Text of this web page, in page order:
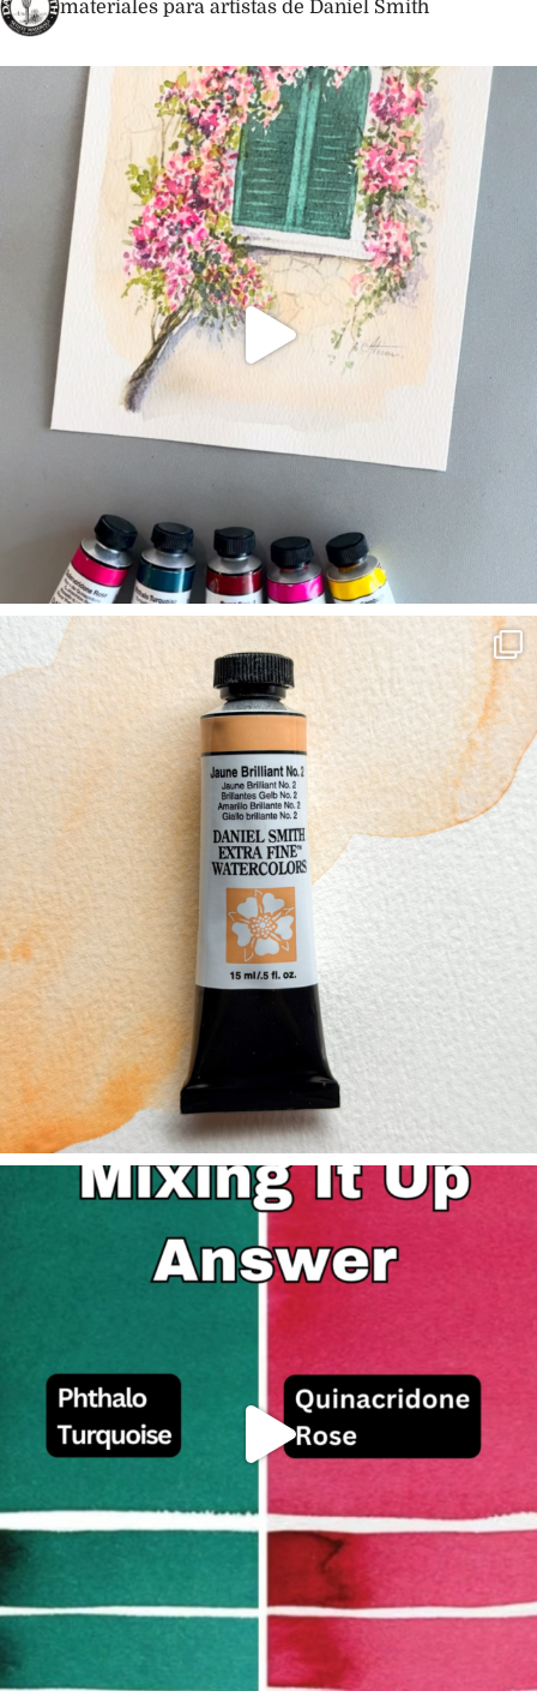
materiales para artistas de Daniel Smith